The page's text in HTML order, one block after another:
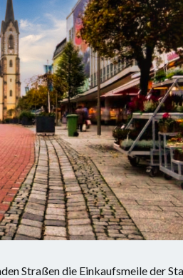
Straßen die Einkaufsmeile der